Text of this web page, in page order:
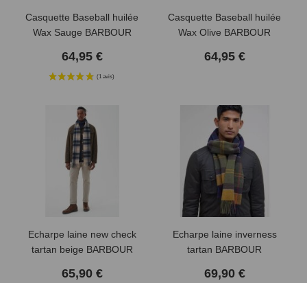
Casquette Baseball huilée
Wax Sauge BARBOUR
64,95 €
Casquette Baseball huilée
Wax Olive BARBOUR
64,95 €
Echarpe laine new check
tartan beige BARBOUR
65,90 €
Echarpe laine inverness
tartan BARBOUR
69,90 €